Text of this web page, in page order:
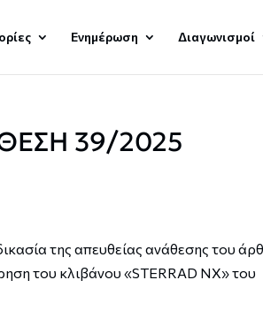
Ενημέρωση Διαγωνισμοί
39/2025
της απευθείας ανάθεσης του
του κλιβάνου «STERRAD NX» του